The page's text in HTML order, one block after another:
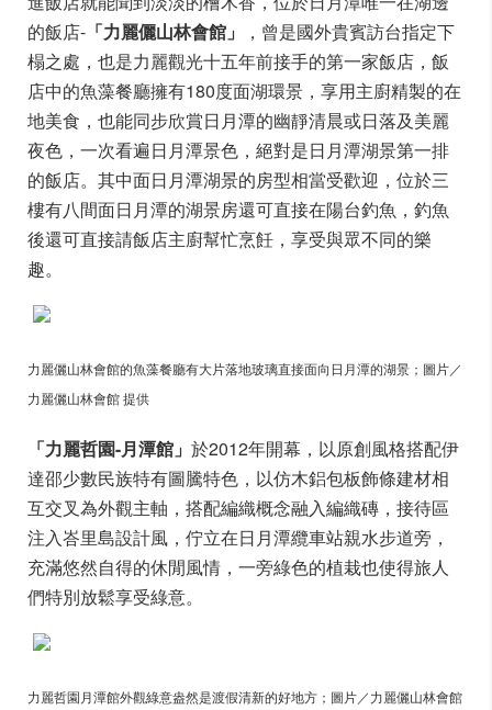
的飯店- 「力麗儷山林會館」
，曾是國外貴賓訪台指定下
榻之處，也是力麗觀光十五年前接手的第一家飯店，飯
店中的魚藻餐廳擁有180度面湖環景，享用主廚精製的在
地美食，也能同步欣賞日月潭的幽靜清晨或日落及美麗
夜色，一次看遍日月潭景色，絕對是日月潭湖景第一排
的飯店。其中面日月潭湖景的房型相當受歡迎，位於三
樓有八間面日月潭的湖景房還可直接在陽台釣魚，釣魚
後還可直接請飯店主廚幫忙烹飪，享受與眾不同的樂
趣。
力麗儷山林會館的魚藻餐廳有大片落地玻璃直接面向日月潭的湖景；圖片／
力麗儷山林會館 提供
「力麗哲園-月潭館 」 於2012年開幕，以原創風格搭配伊
達邵少數民族特有圖騰特色，以仿木鋁包板飾條建材相
互交叉為外觀主軸，搭配編織概念融入編織磚，接待區
注入峇里島設計風，佇立在日月潭纜車站親水步道旁，
充滿悠然自得的休閒風情，一旁綠色的植栽也使得旅人
們特別放鬆享受綠意。
力麗哲園月潭館外觀綠意盎然是渡假清新的好地方；圖片／力麗儷山林會館